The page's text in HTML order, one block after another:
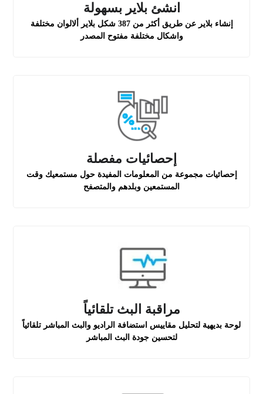
انشئ بلاير بسهولة
إنشاء بلاير عن طريق أكثر من 387 شكل بلاير ألالوان مختلفة
واشكال مختلفة مفتوح المصدر
إحصائيات مفصلة
إحصائيات مجموعة من المعلومات المفيدة حول مستمعيك وقت
المستمعين وبلدهم والمتصفح
مراقبة البث تلقائياً
لوحة بديهية لتحليل مقاييس استضافة الراديو والبث المباشر تلقائياً
لتحسين جودة البث المباشر